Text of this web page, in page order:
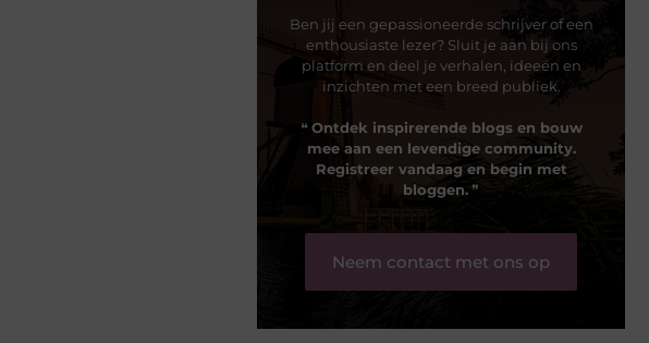
Ben jij een gepassioneerde schrijver of een
enthousiaste lezer? Sluit je aan bij ons
platform en deel je verhalen, ideeën en
inzichten met een breed publiek.
❝ Ontdek inspirerende blogs en bouw
mee aan een levendige community.
Registreer vandaag en begin met
bloggen.❞
Neem contact met ons op